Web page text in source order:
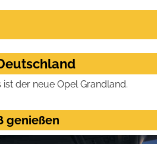
der neue Opel Grandland.
genießen